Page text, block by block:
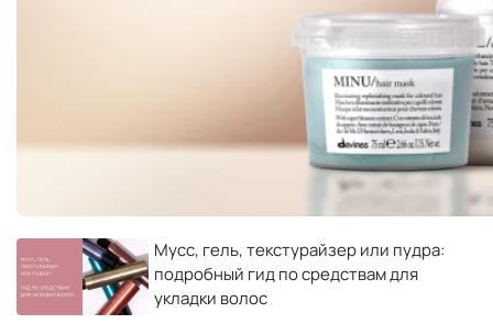
Мусс, гель, текстурайзер или пудра:
подробный гид по средствам для
укладки волос